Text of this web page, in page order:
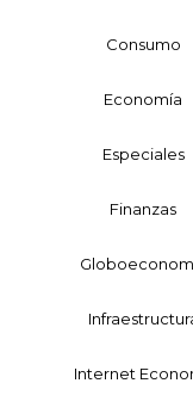
Consumo
Economía
Especiales
Finanzas
Internet